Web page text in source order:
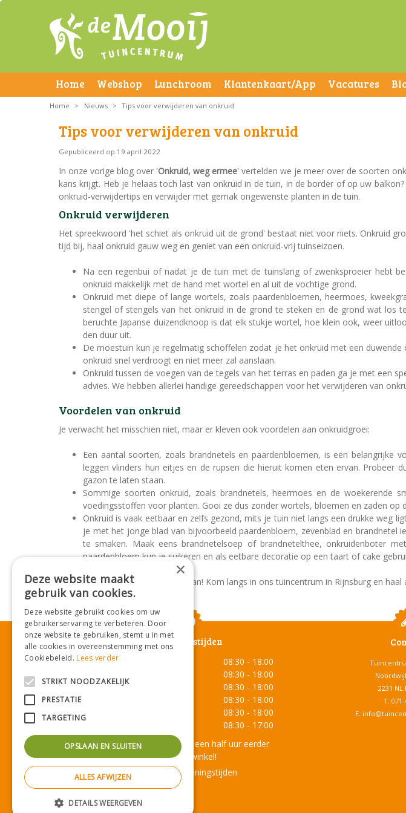
Home Webshop Lunchroom Klantenkaart/App Vacatures
Home > Nieuws > Tips voor verwijderen van onkruid
Tips voor verwijderen van onkruid
Gepubliceerd op 19 april 2022
In onze vorige blog over 'Onkruid, weg ermee' vertelden we je meer over de soorten
kans krijgt. Heb je helaas toch last van onkruid in de tuin, in de border of op uw
onkruid-verwijdertips en verwijder met gemak ongewenste planten in de tuin.
Onkruid verwijderen
Het spreekwoord 'het schiet als onkruid uit de grond' bestaat niet voor niets. Onkruid
tijd bij, haal onkruid gauw weg en geniet van een onkruid-vrij tuinseizoen.
Na een regenbui of nadat je de tuin met de tuinslang of zwenksproeier hebt
onkruid makkelijk met de hand met wortel en al uit de vochtige grond.
Onkruid met diepe of lange wortels, zoals paardenbloemen, heermoes,
stengel of stengels van het onkruid in de grond te steken en de grond wat los
beruchte Japanse duizendknoop is dat elk stukje wortel, hoe klein ook, weer
den duur uit.
De moestuin kun je regelmatig schoffelen zodat je het onkruid met een
onkruid snel verdroogt en niet meer zal aanslaan.
Onkruid tussen de voegen van de tegels van het terras en paden ga je met een
advies. We hebben allerlei handige gereedschappen voor het verwijderen van
Voordelen van onkruid
Je verwacht het misschien niet, maar er kleven ook voordelen aan onkruidgroei:
Een aantal soorten, zoals brandnetels en paardenbloemen, is een belangrijke
leggen vlinders hun eitjes en de rupsen die hieruit komen eten ervan.
gazon te laten staan.
Sommige soorten onkruid, zoals brandnetels, heermoes en de woekerende
voedingsstoffen voor planten. Gooi ze dus zonder wortels, bloemen en zaden
Onkruid is vaak eetbaar en zelfs gezond, mits je tuin niet langs een drukke weg
je met het jonge blad van bijvoorbeeld paardenbloem, zevenblad en brandnetel
te smaken. Maak eens brandnetelsoep of brandnetelthee, onkruidenboter
paardenbloem kun je suikeren en als eetbare decoratie op een taart of cake
Kortom: onkruid? maak er moes van! Kom langs in ons tuincentrum in Rijnsburg en
Openingstijden
Maandag
08:30 - 18:00
08:30 - 18:00
Woensdag
08:30 - 18:00
08:30 - 18:00
08:30 - 18:00
08:30 - 17:00
Onze lunchroom sluit een half uur eerder
dan de winkel!
Toon alle openingstijden
2231 NL
T. 071-
E.
×
Deze website maakt
gebruik van cookies.
Deze website gebruikt cookies om uw
gebruikerservaring te verbeteren. Door
onze website te gebruiken, stemt u in met
alle cookies in overeenstemming met ons
Cookiebeleid.Lees verder
STRIKT NOODZAKELIJK
PRESTATIE
TARGETING
OPSLAAN EN SLUITEN
ALLES AFWIJZEN
DETAILS WEERGEVEN